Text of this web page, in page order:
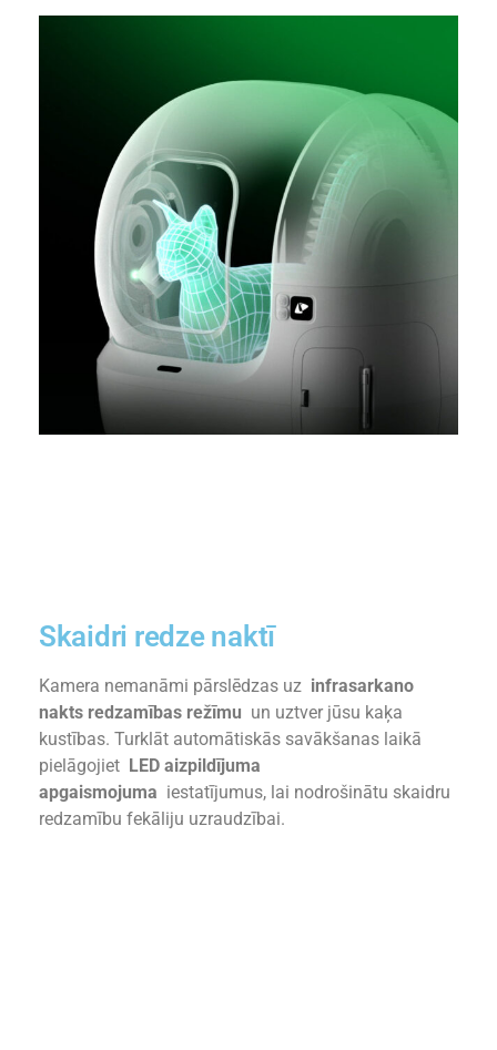
Skaidri redze naktī
Kamera nemanāmi pārslēdzas uz infrasarkano
nakts redzamības režīmu un uztver jūsu kaķa
kustības. Turklāt automātiskās savākšanas laikā
pielāgojiet LED aizpildījuma
apgaismojuma iestatījumus, lai nodrošinātu skaidru
redzamību fekāliju uzraudzībai.